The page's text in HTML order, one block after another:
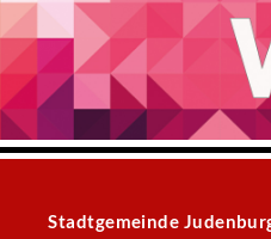
Stadtgemeinde